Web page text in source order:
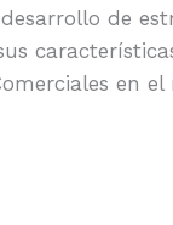
de
en el